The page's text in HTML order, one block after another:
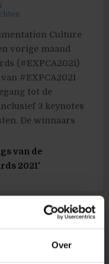
Over
Culture
vorige maand
(#EXPCA2021)
#EXPCA2021
tot de
3 keynotes
De winnaars
van de
2021'